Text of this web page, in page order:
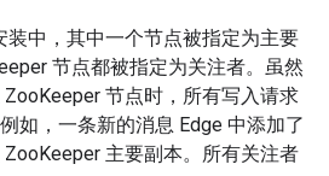
装中，其中一个节点被指定为主要
节点都被指定为关注者。 虽然
节点时，所有写入请求
如，一条新的消息 Edge 中添加了
主要副本。所有关注者